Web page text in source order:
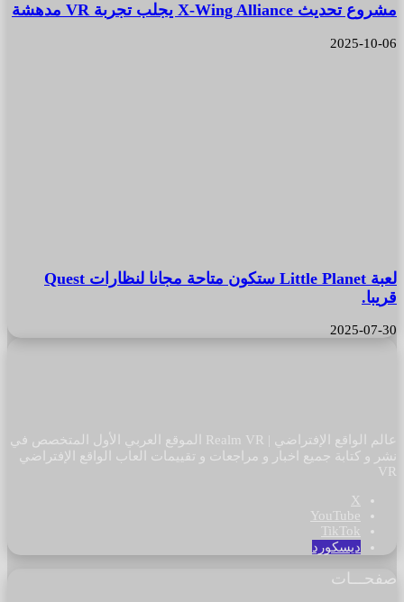
مشروع تحديث X-Wing Alliance يجلب تجربة VR مدهشة
2025-10-06
لعبة Little Planet ستكون متاحة مجانا لنظارات Quest
قريبا.
2025-07-30
عالم الواقع الإفتراضي | Realm VR الموقع العربي الأول المتخصص في
نشر و كتابة جميع اخبار و مراجعات و تقييمات العاب الواقع الإفتراضي
VR
‫X
‫YouTube
‫TikTok
ديسكورد
صفحـــات